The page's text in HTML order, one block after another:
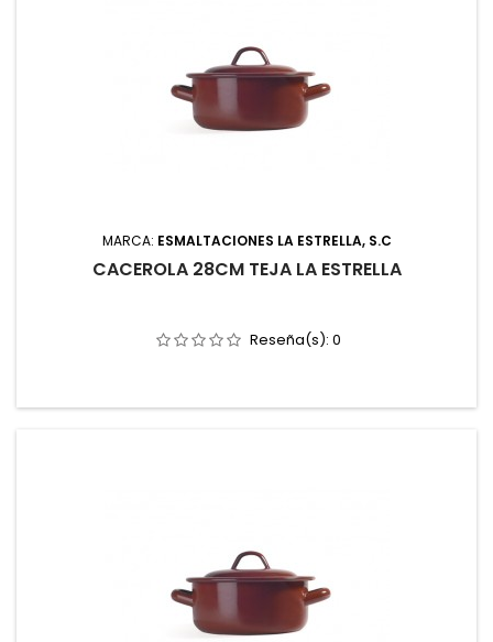
MARCA: ESMALTACIONES LA ESTRELLA, S.C
CACEROLA 28CM TEJA LA ESTRELLA
Reseña(s): 0